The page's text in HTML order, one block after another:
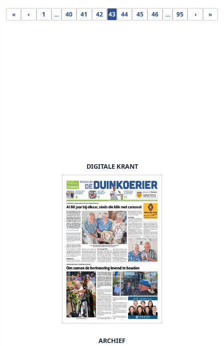
« ‹ 1 ... 40 41 42 43 44 45 46 ... 95 › »
DIGITALE KRANT
ARCHIEF